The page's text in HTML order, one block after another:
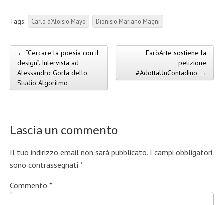
Tags: Carlo d'Aloisio Mayo Dionisio Mariano Magni
Post navigation
← “Cercare la poesia con il
design”. Intervista ad
Alessandro Gorla dello
Studio Algoritmo
FaròArte sostiene la
petizione
#AdottaUnContadino →
Lascia un commento
Il tuo indirizzo email non sarà pubblicato. I campi obbligatori
sono contrassegnati *
Commento *